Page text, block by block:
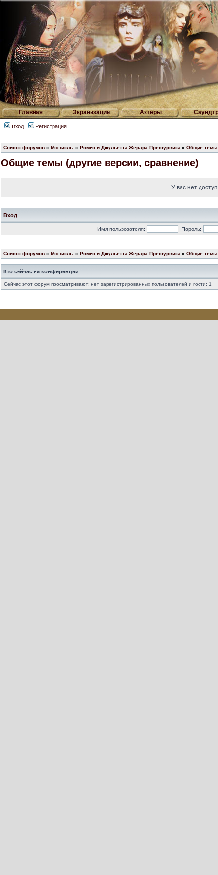
Главная Экранизации Актеры
Вход Регистрация
Список форумов » Мюзиклы » Ромео и Джульетта Жерара Пресгурвика » Общие темы
Общие темы (другие версии, сравнение)
У вас нет
Вход
Имя пользователя: Пароль:
Список форумов » Мюзиклы » Ромео и Джульетта Жерара Пресгурвика » Общие темы
Кто сейчас на конференции
Сейчас этот форум просматривают: нет зарегистрированных пользователей и гости: 1